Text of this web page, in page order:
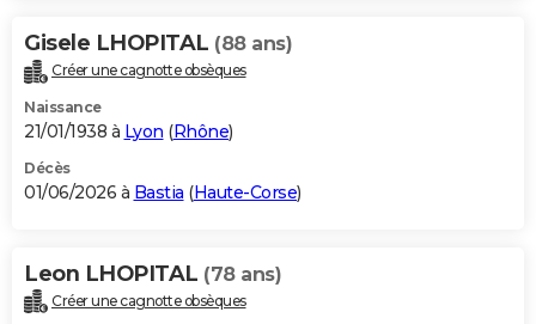
Gisele LHOPITAL (88 ans)
Créer une cagnotte obsèques
Naissance
21/01/1938 à Lyon (Rhône)
Décès
01/06/2026 à Bastia (Haute-Corse)
Leon LHOPITAL (78 ans)
Créer une cagnotte obsèques